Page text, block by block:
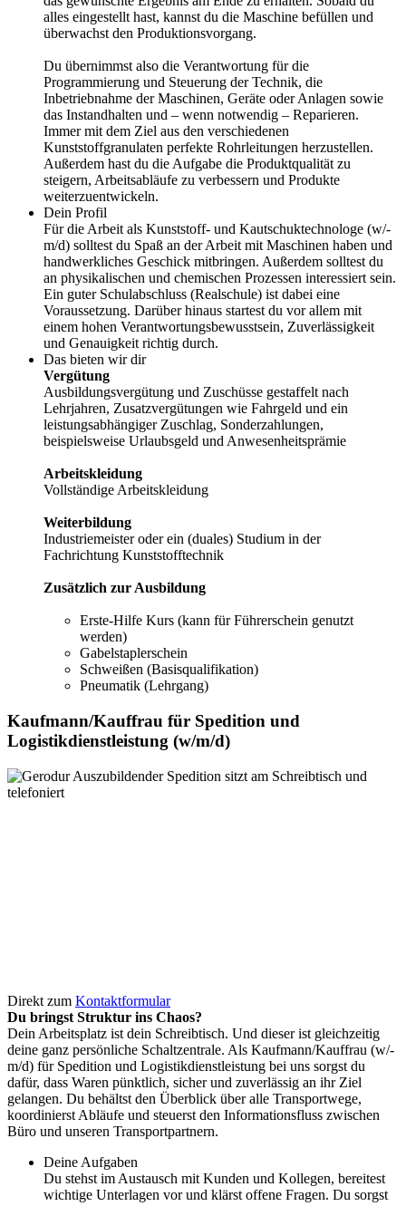
alles eingestellt hast, kannst du die Maschine befüllen und
überwachst den Produktionsvorgang.
Du übernimmst also die Verantwortung für die
Programmierung und Steuerung der Technik, die
Inbetriebnahme der Maschinen, Geräte oder Anlagen sowie
das Instandhalten und – wenn notwendig – Reparieren.
Immer mit dem Ziel aus den verschiedenen
Kunststoffgranulaten perfekte Rohrleitungen herzustellen.
Außerdem hast du die Aufgabe die Produktqualität zu
steigern, Arbeitsabläufe zu verbessern und Produkte
weiterzuentwickeln.
Dein Profil
Für die Arbeit als Kunststoff- und Kautschuktechnologe (w/­
m/­d) solltest du Spaß an der Arbeit mit Maschinen haben und
handwerkliches Geschick mitbringen. Außerdem solltest du
an physikalischen und chemischen Prozessen interessiert sein.
Ein guter Schulabschluss (Realschule) ist dabei eine
Voraussetzung. Darüber hinaus startest du vor allem mit
einem hohen Verantwortungsbewusstsein, Zuverlässigkeit
und Genauigkeit richtig durch.
Das bieten wir dir
Vergütung
Ausbildungsvergütung und Zuschüsse gestaffelt nach
Lehrjahren, Zusatzvergütungen wie Fahrgeld und ein
leistungsabhängiger Zuschlag, Sonderzahlungen,
beispielsweise Urlaubsgeld und Anwesenheitsprämie
Arbeitskleidung
Vollständige Arbeitskleidung
Weiterbildung
Industriemeister oder ein (duales) Studium in der
Fachrichtung Kunststofftechnik
Zusätzlich zur Ausbildung
Erste-Hilfe Kurs (kann für Führerschein genutzt
werden)
Gabelstaplerschein
Schweißen (Basisqualifikation)
Pneumatik (Lehrgang)
Kaufmann/­Kauffrau für Spedition und
Logistikdienstleistung (w/­m/­d)
Direkt zum Kontaktformular
Du bringst Struktur ins Chaos?
Dein Arbeitsplatz ist dein Schreibtisch. Und dieser ist gleichzeitig
deine ganz persönliche Schaltzentrale. Als Kaufmann/­Kauffrau (w/­
m/­d) für Spedition und Logistikdienstleistung bei uns sorgst du
dafür, dass Waren pünktlich, sicher und zuverlässig an ihr Ziel
gelangen. Du behältst den Überblick über alle Transportwege,
koordinierst Abläufe und steuerst den Informationsfluss zwischen
Büro und unseren Transportpartnern.
Deine Aufgaben
Du stehst im Austausch mit Kunden und Kollegen, bereitest
wichtige Unterlagen vor und klärst offene Fragen. Du sorgst